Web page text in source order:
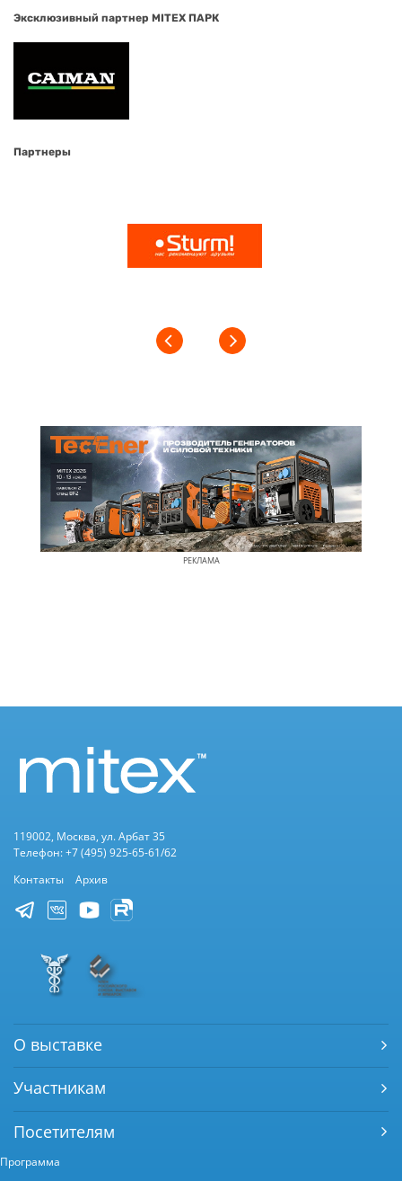
Эксклюзивный партнер MITEX ПАРК
Партнеры
РЕКЛАМА
119002, Москва, ул. Арбат 35
Телефон: +7 (495) 925-65-61/62
Контакты
Архив
О выставке
Участникам
Посетителям
Программа